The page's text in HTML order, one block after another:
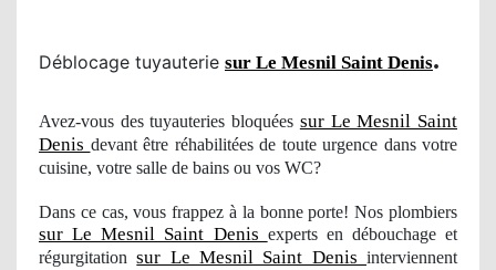
Déblocage tuyauterie sur Le Mesnil Saint Denis.
Avez-vous des tuyauteries bloquées sur Le Mesnil Saint
Denis devant être réhabilitées de toute urgence dans votre
cuisine, votre salle de bains ou vos WC?
Dans ce cas, vous frappez à la bonne porte! Nos plombiers
sur Le Mesnil Saint Denis experts en débouchage et
régurgitationsur Le Mesnil Saint Denisinterviennent